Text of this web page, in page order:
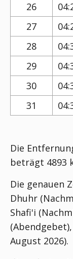
26
27
28
29
30
31
Die
beträgt 4893
Die genauen
Dhuhr
Shafi'i
August 2026).